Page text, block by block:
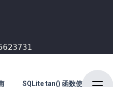
SQLite tan() 函数使用指南 →